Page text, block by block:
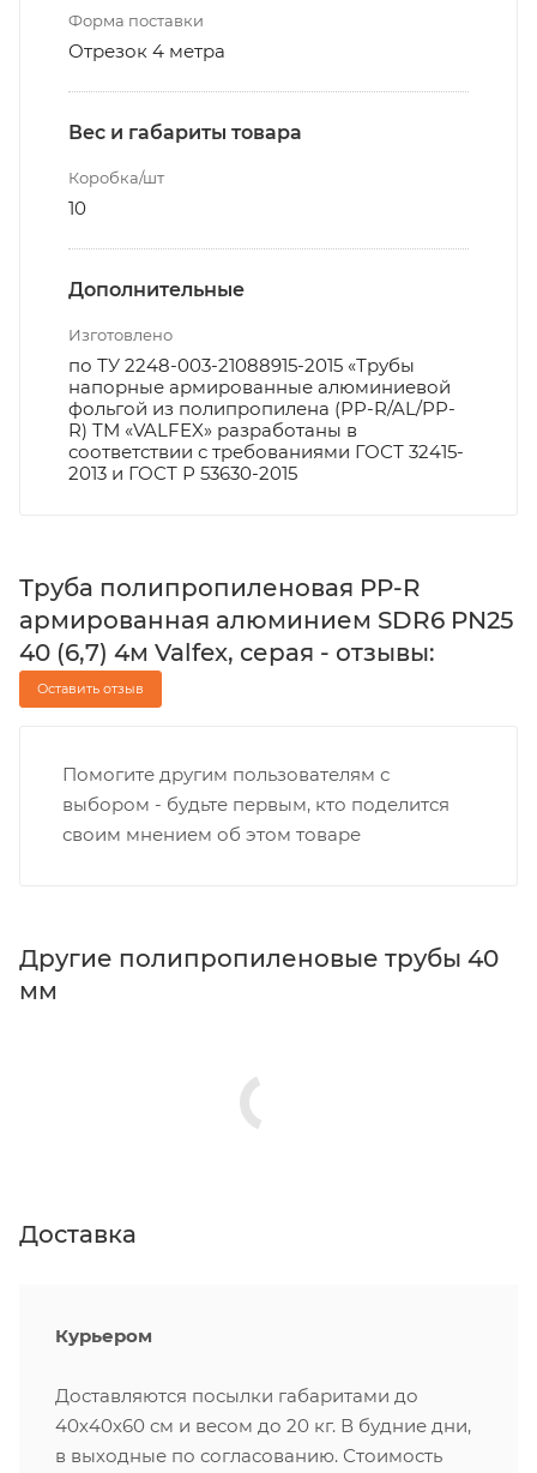
Форма поставки
Отрезок 4 метра
Вес и габариты товара
Коробка/шт
10
Дополнительные
Изготовлено
по ТУ 2248-003-21088915-2015 «Трубы
напорные армированные алюминиевой
фольгой из полипропилена (PP-R/AL/PP-
R) ТМ «VALFEX» разработаны в
соответствии с требованиями ГОСТ 32415-
2013 и ГОСТ Р 53630-2015
Труба полипропиленовая PP-R
армированная алюминием SDR6 PN25
40 (6,7) 4м Valfex, серая - отзывы:
Оставить отзыв
Помогите другим пользователям с
выбором - будьте первым, кто поделится
своим мнением об этом товаре
Другие полипропиленовые трубы 40
мм
Доставка
Курьером
Доставляются посылки габаритами до
40х40х60 см и весом до 20 кг. В будние дни,
в выходные по согласованию. Стоимость